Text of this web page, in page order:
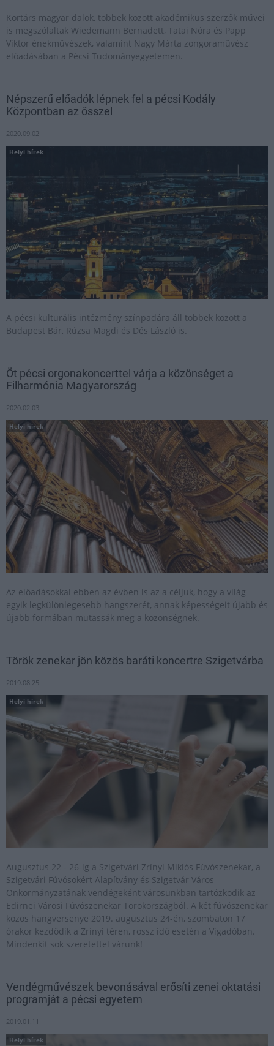
Kortárs magyar dalok, többek között akadémikus szerzők művei
is megszólaltak Wiedemann Bernadett, Tatai Nóra és Papp
Viktor énekművészek, valamint Nagy Márta zongoraművész
előadásában a Pécsi Tudományegyetemen.
Népszerű előadók lépnek fel a pécsi Kodály
Központban az ősszel
2020.09.02
Helyi hírek
A pécsi kulturális intézmény színpadára áll többek között a
Budapest Bár, Rúzsa Magdi és Dés László is.
Öt pécsi orgonakoncerttel várja a közönséget a
Filharmónia Magyarország
2020.02.03
Helyi hírek
Az előadásokkal ebben az évben is az a céljuk, hogy a világ
egyik legkülönlegesebb hangszerét, annak képességeit újabb és
újabb formában mutassák meg a közönségnek.
Török zenekar jön közös baráti koncertre Szigetvárba
2019.08.25
Helyi hírek
Augusztus 22 - 26-ig a Szigetvári Zrínyi Miklós Fúvószenekar, a
Szigetvári Fúvósokért Alapítvány és Szigetvár Város
Önkormányzatának vendégeként városunkban tartózkodik az
Edirnei Városi Fúvószenekar Törökországból. A két fúvószenekar
közös hangversenye 2019. augusztus 24-én, szombaton 17
órakor kezdődik a Zrínyi téren, rossz idő esetén a Vigadóban.
Mindenkit sok szeretettel várunk!
Vendégművészek bevonásával erősíti zenei oktatási
programját a pécsi egyetem
2019.01.11
Helyi hírek